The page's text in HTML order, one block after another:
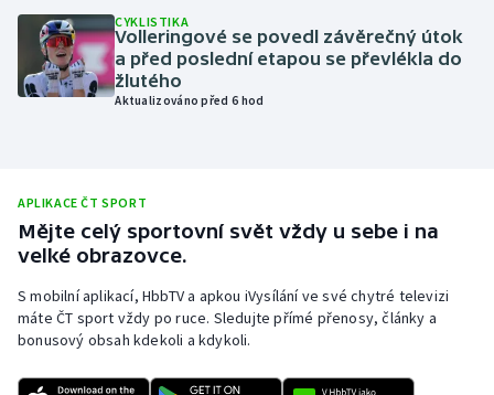
Plavání
Plážový volejbal
Rychlostní kanoistika
Sportovní střelba
Stolní tenis
CYKLISTIKA
Volleringové se povedl závěrečný útok
a před poslední etapou se převlékla do
žlutého
Aktualizováno před 6 hod
APLIKACE ČT SPORT
Mějte celý sportovní svět vždy u sebe i na
velké obrazovce.
S mobilní aplikací, HbbTV a apkou iVysílání ve své chytré televizi
máte ČT sport vždy po ruce. Sledujte přímé přenosy, články a
bonusový obsah kdekoli a kdykoli.